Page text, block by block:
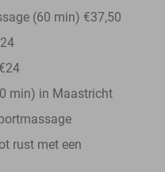
(60 min) €37,50
min) in Maastricht
rust met een